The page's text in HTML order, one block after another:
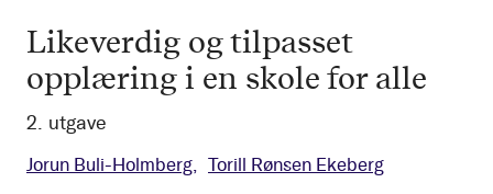
Likeverdig og tilpasset
opplæring i en skole for alle
2. utgave
Jorun Buli-Holmberg Torill Rønsen Ekeberg